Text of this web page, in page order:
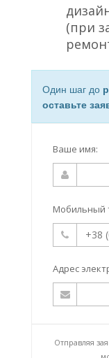
(при
Один шаг до
оставьте
Ваше имя:
Мобильный
Адрес
Отправляя